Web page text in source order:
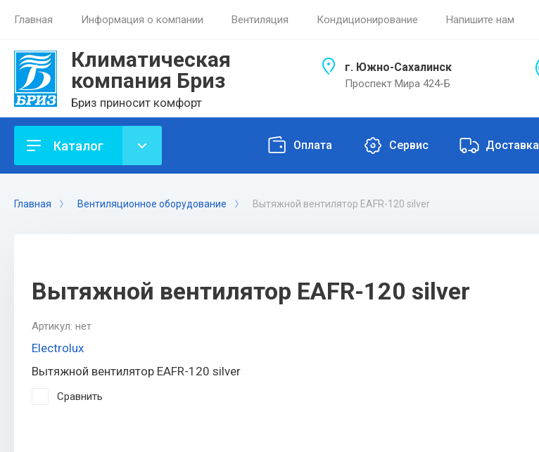
Главная Информация о компании Вентиляция Кондиционирование Напишите нам
Климатическая
компания Бриз
Бриз приносит комфорт
г. Южно-Сахалинск
Проспект Мира 424-Б
Каталог Оплата Сервис Доставка
Главная Вентиляционное оборудование Вытяжной вентилятор EAFR-120 silver
Вытяжной вентилятор EAFR-120 silver
Артикул: нет
Electrolux
Вытяжной вентилятор EAFR-120 silver
Сравнить